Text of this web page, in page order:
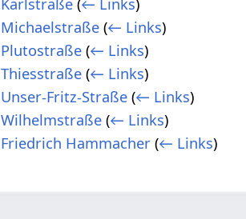
Karlstraße (← Links)
Michaelstraße (← Links)
Plutostraße (← Links)
Thiesstraße (← Links)
Unser-Fritz-Straße (← Links)
Wilhelmstraße (← Links)
Friedrich Hammacher (← Links)